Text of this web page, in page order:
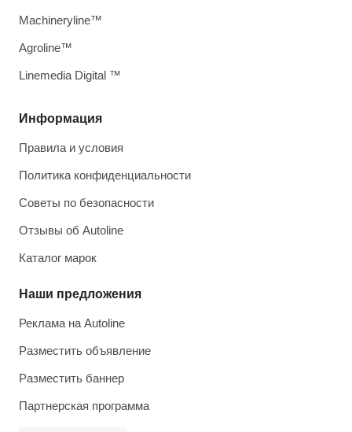
Информация
Правила и условия
Политика конфиденциальности
Советы по безопасности
Отзывы об Autoline
Каталог марок
Наши предложения
Реклама на Autoline
Разместить объявление
Разместить баннер
Партнерская программа
Machineryline™
Agroline™
Linemedia Digital ™